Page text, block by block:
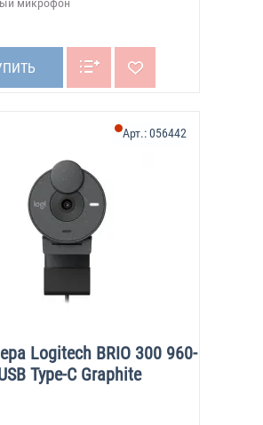
Logitech BRIO 300 960-
Type-C Graphite
Арт.:056442